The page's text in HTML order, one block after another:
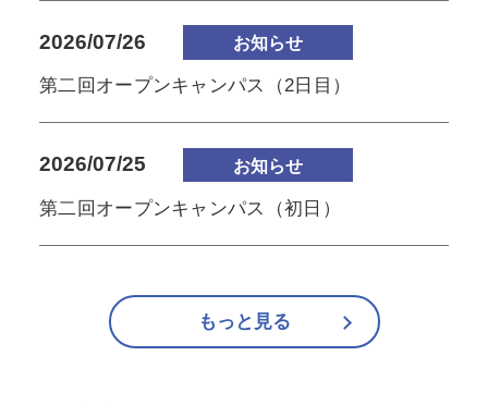
2026/07/26 お知らせ
第二回オープンキャンパス（2日目）
2026/07/25 お知らせ
第二回オープンキャンパス（初日）
もっと見る